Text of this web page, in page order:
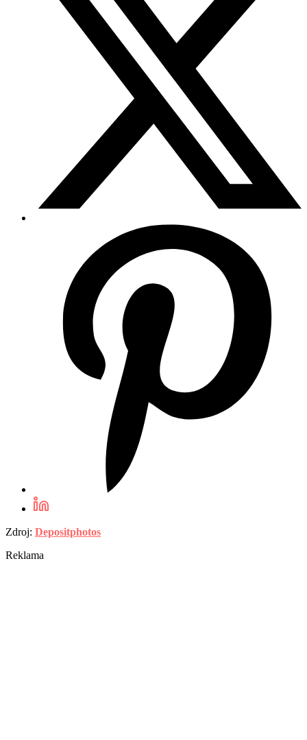
Zdroj: Depositphotos
Reklama